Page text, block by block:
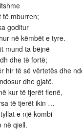
të mburren;
goditur
në këmbët e tyre.
mund ta bëjnë
dhe të fortë;
hir të së vërtetës dhe
dhe gjatë.
kur të tjerët flenë,
të tjerët ikin …
e një kombi
në qiell.